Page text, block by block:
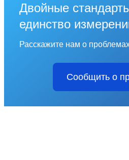
Двойные
единство
Расскажите нам о
Сообщить о